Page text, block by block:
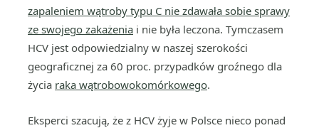
zapaleniem wątroby typu C nie zdawała sobie sprawy
ze swojego zakażenia i nie była leczona. Tymczasem
HCV jest odpowiedzialny w naszej szerokości
geograficznej za 60 proc. przypadków groźnego dla
życia raka wątrobowokomórkowego.
Eksperci szacują, że z HCV żyje w Polsce nieco ponad